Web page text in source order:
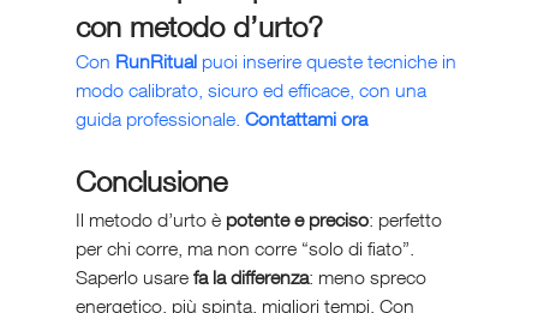
con metodo d’urto?
Con RunRitual puoi inserire queste tecniche in
modo calibrato, sicuro ed efficace, con una
guida professionale. Contattami ora
Conclusione
Il metodo d’urto è potente e preciso: perfetto
per chi corre, ma non corre “solo di fiato”.
Saperlo usare fa la differenza: meno spreco
energetico, più spinta, migliori tempi. Con